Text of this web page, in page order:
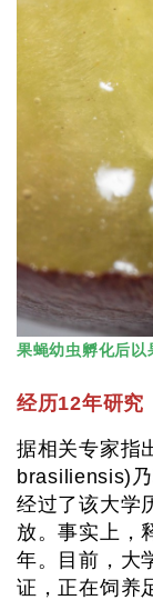
果蝇幼虫孵化后以
经历12年研究
据相关专家指
brasiliensis)
经过了该大学
放。事实上，
年。目前，大
证，正在饲养